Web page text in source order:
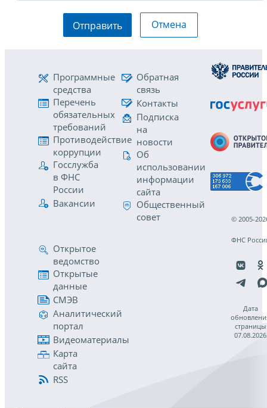
Отправить Отмена
Программные
средства
Перечень
обязательных
требований
Противодействие
коррупции
Госслужба
в ФНС
России
Вакансии
Обратная
связь
Контакты
Подписка
на
новости
Об
использовании
информации
сайта
Общественный
совет
Открытое
ведомство
Открытые
данные
СМЭВ
Аналитический
портал
Видеоматериалы
Карта
сайта
RSS
© 2005-
ФНС
Дата
страницы
07.08.2026